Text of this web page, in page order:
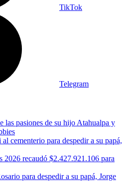
TikTok
Telegram
las pasiones de su hijo Atahualpa y
cementerio para despedir a su papá,
2026 recaudó $2.427.921.106 para
para despedir a su papá, Jorge